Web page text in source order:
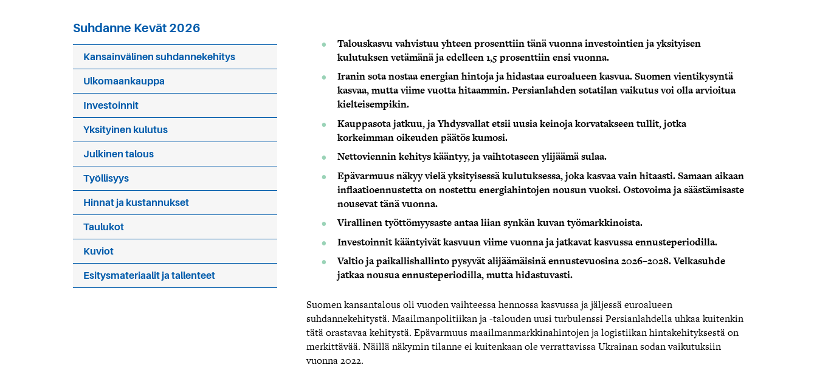
Talouskasvu vahvistuu yhteen prosenttiin tänä vuonna investointien ja yksityisen
kulutuksen vetämänä ja edelleen 1,5 prosenttiin ensi vuonna.
Iranin sota nostaa energian hintoja ja hidastaa euroalueen kasvua. Suomen vientikysyntä
kasvaa, mutta viime vuotta hitaammin. Persianlahden sotatilan vaikutus voi olla arvioitua
kielteisempikin.
Kauppasota jatkuu, ja Yhdysvallat etsii uusia keinoja korvatakseen tullit, jotka
korkeimman oikeuden päätös kumosi.
Nettoviennin kehitys kääntyy, ja vaihtotaseen ylijäämä sulaa.
Epävarmuus näkyy vielä yksityisessä kulutuksessa, joka kasvaa vain hitaasti. Samaan aikaan
inflaatioennustetta on nostettu energiahintojen nousun vuoksi. Ostovoima ja säästämisaste
nousevat tänä vuonna.
Virallinen työttömyysaste antaa liian synkän kuvan työmarkkinoista.
Investoinnit kääntyivät kasvuun viime vuonna ja jatkavat kasvussa ennusteperiodilla.
Valtio ja paikallishallinto pysyvät alijäämäisinä ennustevuosina 2026–2028. Velkasuhde
jatkaa nousua ennusteperiodilla, mutta hidastuvasti.
Suomen kansantalous oli vuoden vaihteessa hennossa kasvussa ja jäljessä euroalueen
suhdannekehitystä. Maailmanpolitiikan ja -talouden uusi turbulenssi Persianlahdella uhkaa kuitenkin
tätä orastavaa kehitystä. Epävarmuus maailmanmarkkinahintojen ja logistiikan hintakehityksestä on
merkittävää. Näillä näkymin tilanne ei kuitenkaan ole verrattavissa Ukrainan sodan vaikutuksiin
vuonna 2022.
Suhdanne Kevät 2026
Kansainvälinen suhdannekehitys
Ulkomaankauppa
Investoinnit
Yksityinen kulutus
Julkinen talous
Työllisyys
Hinnat ja kustannukset
Taulukot
Kuviot
Esitysmateriaalit ja tallenteet